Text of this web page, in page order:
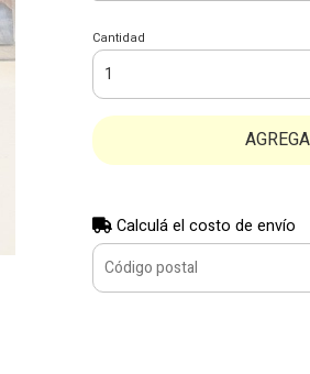
Cantidad
Calculá el costo de envío